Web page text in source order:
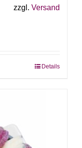
zzgl. Versand
Details